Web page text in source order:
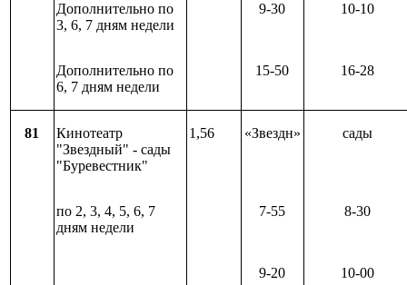
Дополнительно по
3, 6, 7 дням недели
9-30 10-10
Дополнительно по
6, 7 дням недели
15-50 16-28
81
Кинотеатр
"Звездный" - сады
"Буревестник"
1,56 «Звездн» сады
по 2, 3, 4, 5, 6, 7
дням недели
7-55 8-30
9-20 10-00